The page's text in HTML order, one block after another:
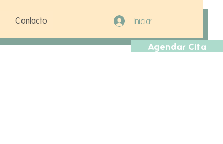
Agendar Cita
Contacto Iniciar sesión